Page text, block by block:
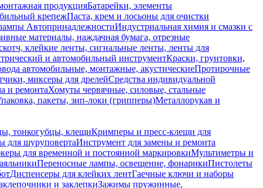
продукцияБатарейки, элементы
крепежПаста, крем и лосьоны для очистки
АвтопринадлежностиИндустриальная химия и смазки с
материалы, наждачная бумага, отрезные
клейкие ленты, сигнальные ленты, ленты для
и автомобильный инструментКраски, грунтовки,
автомобильные, монтажные, акустическиеПротирочные
миксеры для дрелейСредства индивидуальной
и ремонтаХомуты червячные, силовые, стальные
пакеты, зип-локи (грипперы)Металлорукав и
тонкогубцы, клещиКримперы и пресс-клещи для
для шуруповертаИнструмент для замены и ремонта
для временной и постоянной маркировкиМультиметры и
Переносные лампы, освещение, фонарикиПистолеты
Диспенсеры для клейких лентГаечные ключи и наборы
и заклепкиЗажимы пружинные,